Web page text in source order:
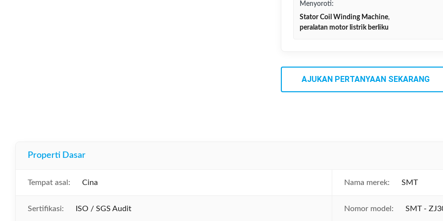
Menyoroti:
Stator Coil Winding Machine,
peralatan motor listrik berliku
AJUKAN PERTANYAAN SEKARANG
Properti Dasar
Tempat asal: Cina Nama merek: SMT
Sertifikasi: ISO / SGS Audit Nomor model: SMT -